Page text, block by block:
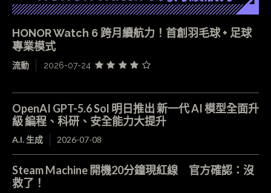
HONOR Watch 6 跨月續航力！首創羽毛球 + 足球
專業模式
流動 2026-07-24
OpenAI GPT-5.6 Sol 明日推出 新一代 AI 模型全面升
級 編程、科研、安全能力大提升
A.I. 生成 2026-07-08
Steam Machine 開機20分鐘現紅線 官方確認：沒
救了！